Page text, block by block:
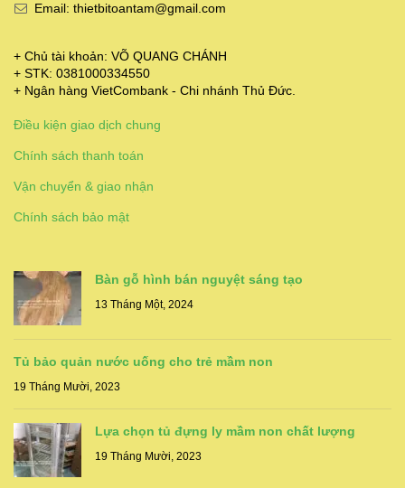
Email: thietbitoantam@gmail.com
+ Chủ tài khoản: VÕ QUANG CHÁNH
+ STK: 0381000334550
+ Ngân hàng VietCombank - Chi nhánh Thủ Đức.
Điều kiện giao dịch chung
Chính sách thanh toán
Vận chuyển & giao nhận
Chính sách bảo mật
Bàn gỗ hình bán nguyệt sáng tạo
13 Tháng Một, 2024
Tủ bảo quản nước uống cho trẻ mầm non
19 Tháng Mười, 2023
Lựa chọn tủ đựng ly mầm non chất lượng
19 Tháng Mười, 2023